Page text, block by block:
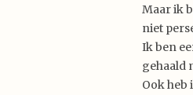
Maar ik
niet
Ik ben
gehaald
Ook heb